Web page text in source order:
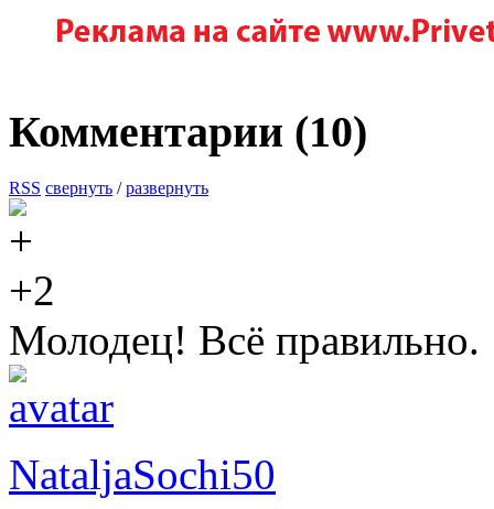
Комментарии (10)
RSS свернуть /развернуть
+2
Молодец! Всё правильно.
NataljaSochi50